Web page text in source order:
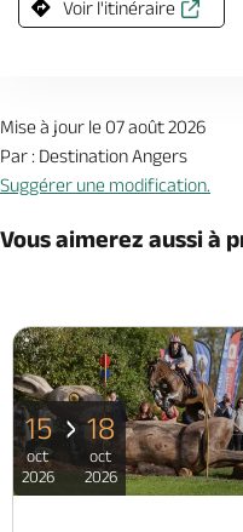
Voir l'itinéraire
Mise à jour le 07 août 2026
Par : Destination Angers
Suggérer une modification.
Vous aimerez aussi à
15
oct
2026
18
oct
2026